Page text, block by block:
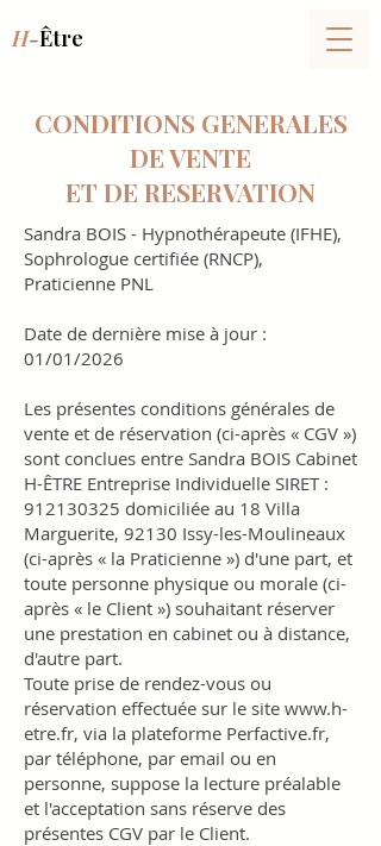
H-Être
CONDITIONS GENERALES
DE VENTE
ET DE RESERVATION
Sandra BOIS - Hypnothérapeute (IFHE),
Sophrologue certifiée (RNCP),
Praticienne PNL
Date de dernière mise à jour :
01/01/2026
Les présentes conditions générales de
vente et de réservation (ci-après « CGV »)
sont conclues entre Sandra BOIS Cabinet
H-ÊTRE Entreprise Individuelle SIRET :
912130325 domiciliée au 18 Villa
Marguerite, 92130 Issy-les-Moulineaux
(ci-après « la Praticienne ») d'une part, et
toute personne physique ou morale (ci-
après « le Client ») souhaitant réserver
une prestation en cabinet ou à distance,
d'autre part.
Toute prise de rendez-vous ou
réservation effectuée sur le site www.h-
etre.fr, via la plateforme Perfactive.fr,
par téléphone, par email ou en
personne, suppose la lecture préalable
et l'acceptation sans réserve des
présentes CGV par le Client.